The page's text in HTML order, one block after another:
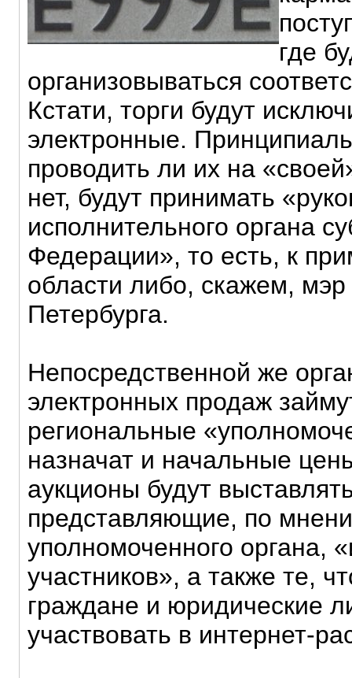
где
организовываться
Кстати, торги будут
электронные.
проводить ли их на
нет, будут принимать
исполнительного органа
Федерации», то есть, к
области либо, скажем,
Петербурга.
Непосредственной же
электронных продаж
региональные
назначат и начальные
аукционы будут
представляющие, по
уполномоченного органа,
участников», а также те,
граждане и юридические
участвовать в интернет-